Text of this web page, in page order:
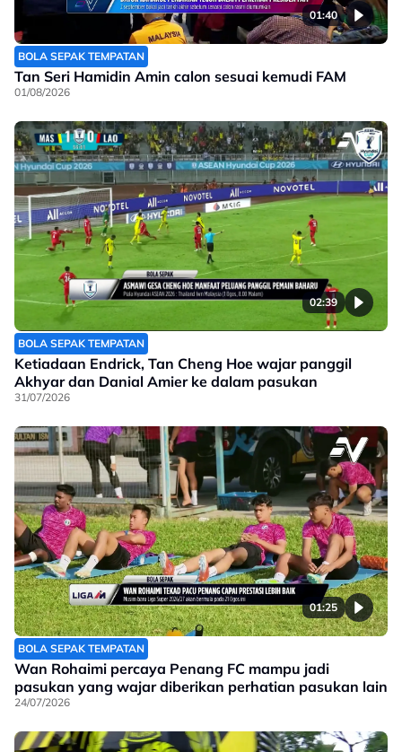
01:40
BOLA SEPAK TEMPATAN
Tan Seri Hamidin Amin calon sesuai kemudi FAM
01/08/2026
02:39
BOLA SEPAK TEMPATAN
Ketiadaan Endrick, Tan Cheng Hoe wajar panggil
Akhyar dan Danial Amier ke dalam pasukan
31/07/2026
01:25
BOLA SEPAK TEMPATAN
Wan Rohaimi percaya Penang FC mampu jadi
pasukan yang wajar diberikan perhatian pasukan lain
24/07/2026